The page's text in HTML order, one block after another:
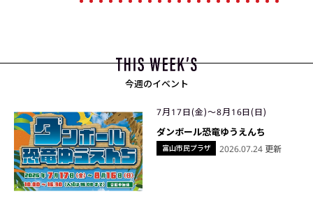
今週のイベント
富山市民プラザ
7月17日(金)〜8月16日(日)
ダンボール恐竜ゆうえんち
2026.07.24 更新